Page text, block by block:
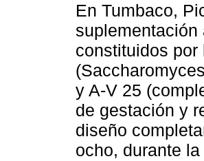
En Tumbaco,
constituidos
y A-V 25
de gestación y
diseño
ocho, durante